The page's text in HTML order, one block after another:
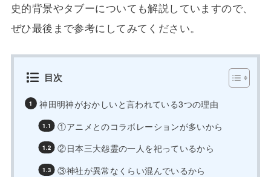
史的背景やタブーについても解説していますので、
ぜひ最後まで参考にしてみてください。
目次
神田明神がおかしいと言われている3つの理由
①アニメとのコラボレーションが多いから
②日本三大怨霊の一人を祀っているから
③神社が異常なくらい混んでいるから